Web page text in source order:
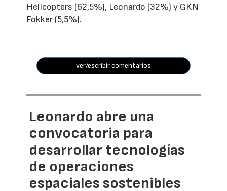
Helicopters (62,5%), Leonardo (32%) y GKN
Fokker (5,5%).
ver/escribir comentarios
Leonardo abre una
convocatoria para
desarrollar tecnologías
de operaciones
espaciales sostenibles